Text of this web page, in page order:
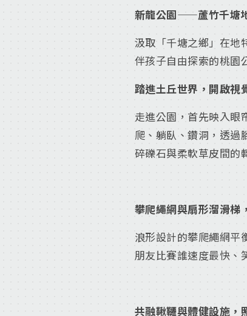
新龍公園——蘆竹千塘
汲取「千塘之鄉」在地
伴孩子自由探索的桃園
踏進土丘世界，開啟視
走進公園，首先映入眼
爬、躺臥、鑽洞，透過
碎礫石與柔軟草皮間的
攀爬繩網與扇形溜滑梯
浪形設計的攀爬繩網平
朋友比賽誰速度最快、
共融鞦韆與體健設施，